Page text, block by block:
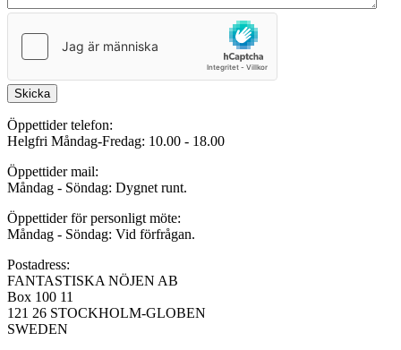
Skicka
Öppettider telefon:
Helgfri Måndag-Fredag: 10.00 - 18.00
Öppettider mail:
Måndag - Söndag: Dygnet runt.
Öppettider för personligt möte:
Måndag - Söndag: Vid förfrågan.
Postadress:
FANTASTISKA NÖJEN AB
Box 100 11
121 26 STOCKHOLM-GLOBEN
SWEDEN